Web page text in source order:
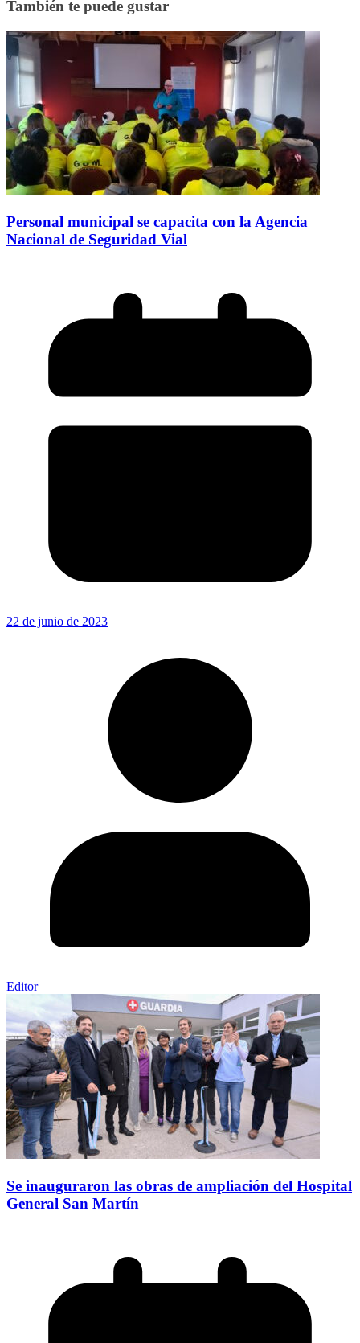
También te puede gustar
Personal municipal se capacita con la Agencia
Nacional de Seguridad Vial
22 de junio de 2023
Editor
Se inauguraron las obras de ampliación del Hospital
General San Martín